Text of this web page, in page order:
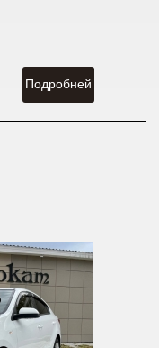
Подробней